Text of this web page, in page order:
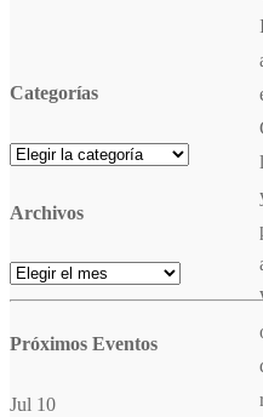
Categorías
Archivos
Próximos Eventos
Jul 10